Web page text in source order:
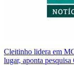
Cleitinho lidera em
lugar, aponta